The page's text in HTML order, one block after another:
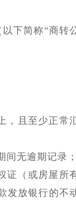
下简称“商转
，且至少正常
间无逾期记录
证（或房屋所
发放银行的不